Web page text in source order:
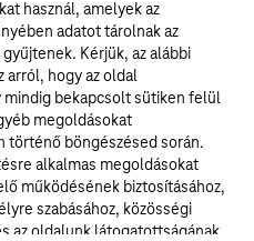
használ, amelyek az
adatot tárolnak az
Kérjük, az alábbi
arról, hogy az oldal
mindig bekapcsolt sütiken felül
megoldásokat
történő böngészésed során.
alkalmas megoldásokat
működésének biztosításához,
szabásához, közösségi
az oldalunk látogatottságának